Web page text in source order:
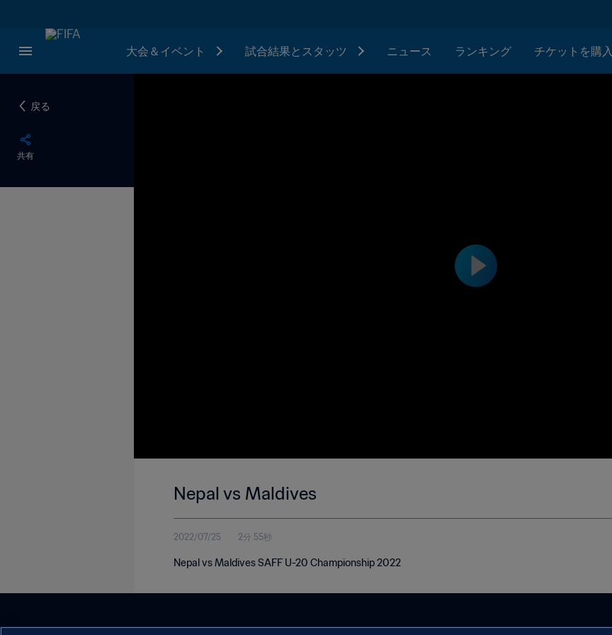
大会＆イベント 試合結果とスタッツ ニュース ランキング チケットを購入
戻る
共有
Nepal vs Maldives
2022/07/25 2分 55秒
Nepal vs Maldives SAFF U-20 Championship 2022